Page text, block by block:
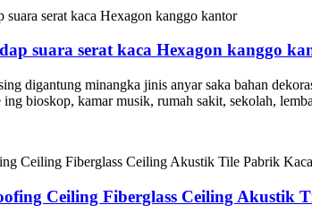
suara serat kaca Hexagon kanggo
digantung minangka jinis anyar saka bahan
bioskop, kamar musik, rumah sakit, sekolah,
Ceiling Fiberglass Ceiling Akustik